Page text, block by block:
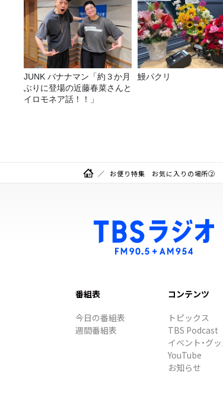
JUNK バナナマン「約３か月
ぶりに登場の近藤春菜さんと
イロモネア話！！」
鰻パクリ
お便り特集 お気に入りの場所②
番組表
今日の番組表
週間番組表
コンテンツ
トピックス
TBS Podcast
イベント・グ
YouTube
お知らせ